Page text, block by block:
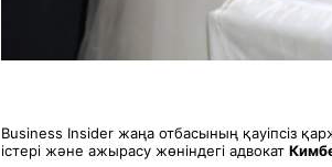
Business Insider жаңа отбасының қауіпсіз
істері және ажырасу жөніндегі адвокат